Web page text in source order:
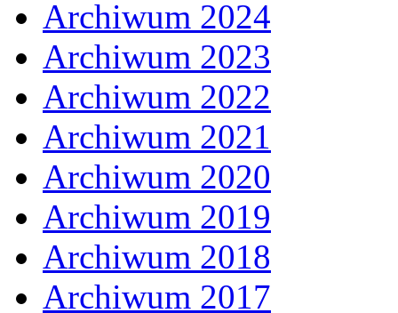
Archiwum 2024
Archiwum 2023
Archiwum 2022
Archiwum 2021
Archiwum 2020
Archiwum 2019
Archiwum 2018
Archiwum 2017